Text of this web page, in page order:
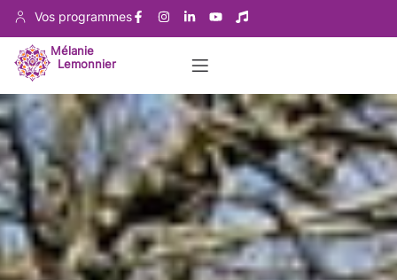
Vos programmes
Mélanie
Lemonnier